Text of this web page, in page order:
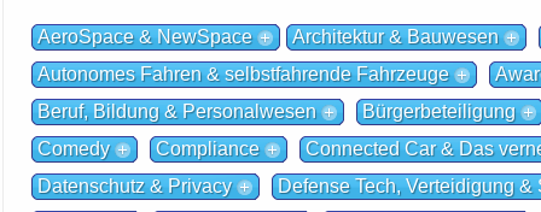
AeroSpace & NewSpace
Architektur & Bauwesen
Autonomes Fahren & selbstfahrende Fahrzeuge
Beruf, Bildung & Personalwesen
Bürgerbeteiligung
Comedy
Compliance
Connected Car & Das
Datenschutz & Privacy
Defense Tech, Verteidigung &